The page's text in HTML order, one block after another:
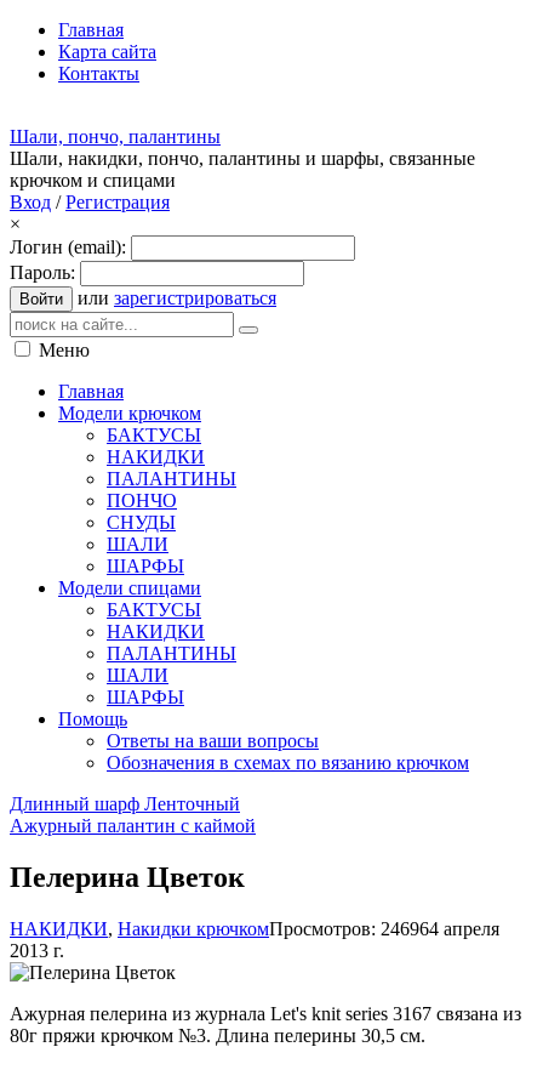
Главная
Карта сайта
Контакты
Шали, пончо, палантины
Шали, накидки, пончо, палантины и шарфы, связанные
крючком и спицами
Вход /Регистрация
×
Логин (email):
Пароль:
Войти или зарегистрироваться
Меню
Главная
Модели крючком
БАКТУСЫ
НАКИДКИ
ПАЛАНТИНЫ
ПОНЧО
СНУДЫ
ШАЛИ
ШАРФЫ
Модели спицами
БАКТУСЫ
НАКИДКИ
ПАЛАНТИНЫ
ШАЛИ
ШАРФЫ
Помощь
Ответы на ваши вопросы
Обозначения в схемах по вязанию крючком
Длинный шарф Ленточный
Ажурный палантин с каймой
Пелерина Цветок
НАКИДКИ, Накидки крючкомПросмотров: 246964 апреля
2013 г.
Ажурная пелерина из журнала Let's knit series 3167 связана из
80г пряжи крючком №3. Длина пелерины 30,5 см.